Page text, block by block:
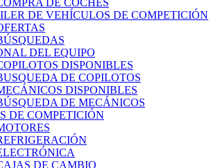
DE COCHES
DE VEHÍCULOS DE COMPETICIÓN
DEL EQUIPO
DISPONIBLES
DE COPILOTOS
DISPONIBLES
DE MECÁNICOS
DE COMPETICIÓN
DE CAMBIO